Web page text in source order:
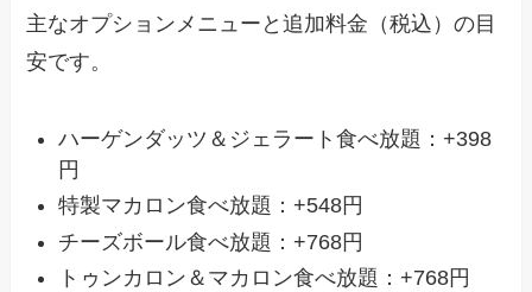
主なオプションメニューと追加料金（税込）の目
安です。
ハーゲンダッツ＆ジェラート食べ放題：+398
円
特製マカロン食べ放題：+548円
チーズボール食べ放題：+768円
トゥンカロン＆マカロン食べ放題：+768円